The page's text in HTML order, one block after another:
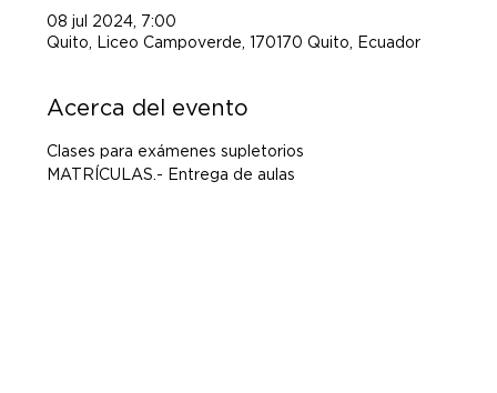
08 jul 2024, 7:00
Quito, Liceo Campoverde, 170170 Quito, Ecuador
Acerca del evento
Clases para exámenes supletorios
MATRÍCULAS.- Entrega de aulas